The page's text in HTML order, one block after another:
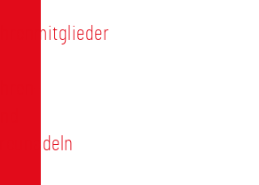
Ehrenmitglieder
Treunadeln